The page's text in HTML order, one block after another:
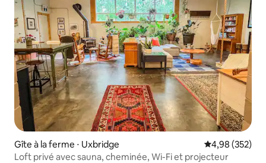
Gîte à la ferme ⋅ Uxbridge Évaluation
4,98 (352)
Loft privé avec sauna, cheminée, Wi-Fi et projecteur